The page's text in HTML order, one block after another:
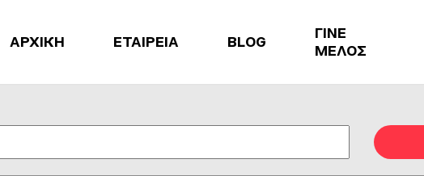
ΑΡΧΙΚΗ ΕΤΑΙΡΕΙΑ BLOG
ΓΙΝΕ
ΜΕΛΟΣ